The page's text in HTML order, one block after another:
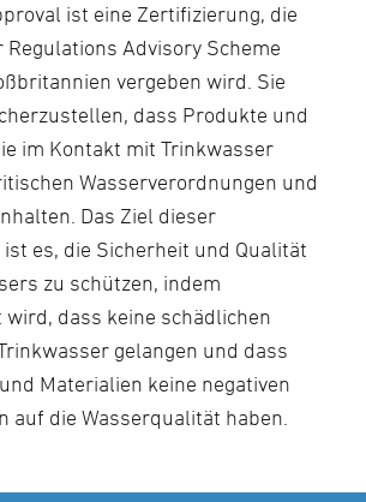
ist eine Zertifizierung, die
Regulations Advisory Scheme
vergeben wird. Sie
dass Produkte und
im Kontakt mit Trinkwasser
Wasserverordnungen und
Das Ziel dieser
es, die Sicherheit und Qualität
zu schützen, indem
dass keine schädlichen
gelangen und dass
Materialien keine negativen
auf die Wasserqualität haben.